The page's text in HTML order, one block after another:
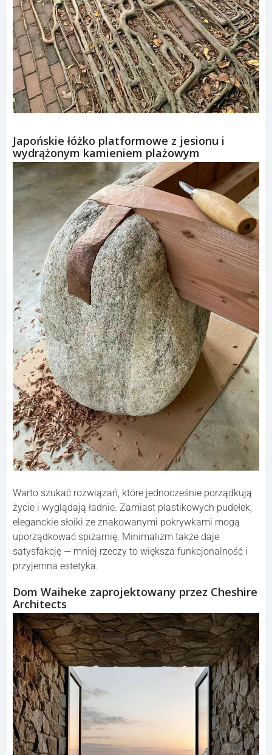
Japońskie łóżko platformowe z jesionu i
wydrążonym kamieniem plażowym
Warto szukać rozwiązań, które jednocześnie porządkują
życie i wyglądają ładnie. Zamiast plastikowych pudełek,
eleganckie słoiki ze znakowanymi pokrywkami mogą
uporządkować spiżarnię. Minimalizm także daje
satysfakcję — mniej rzeczy to większa funkcjonalność i
przyjemna estetyka.
Dom Waiheke zaprojektowany przez Cheshire
Architects